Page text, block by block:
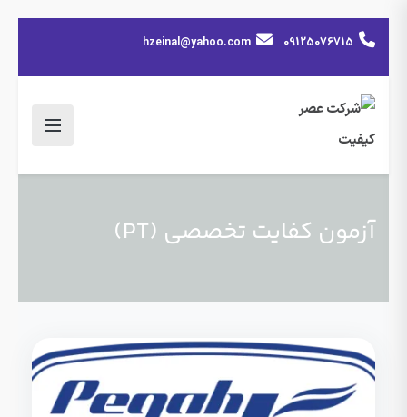
09125076715
hzeinal@yahoo.com
آزمون کفایت تخصصی (PT)